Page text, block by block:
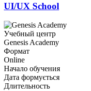
UI/UX School
Учебный центр
Genesis Academy
Формат
Online
Начало обучения
Дата формується
Длительность